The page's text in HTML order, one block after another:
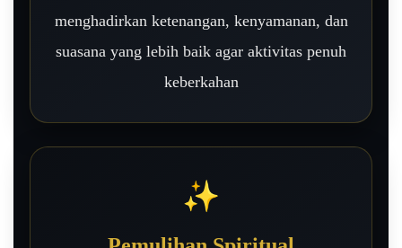
menghadirkan ketenangan, kenyamanan, dan
suasana yang lebih baik agar aktivitas penuh
keberkahan
✨